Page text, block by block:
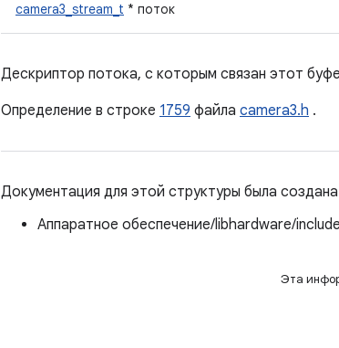
camera3_stream_t * поток
Дескриптор потока, с которым связан этот
Определение в строке 1759 файла camera3.h .
Документация для этой структуры была
Аппаратное обеспечение/libhardware/
Эта